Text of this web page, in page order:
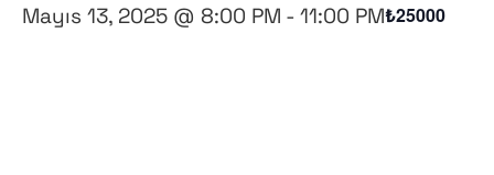
Mayıs 13, 2025 @ 8:00 PM - 11:00 PM₺25000